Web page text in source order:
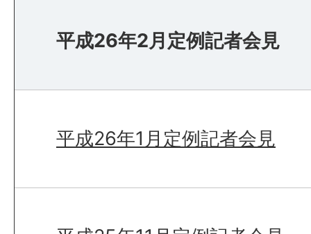
平成26年2月定例記者会見
平成26年1月定例記者会見